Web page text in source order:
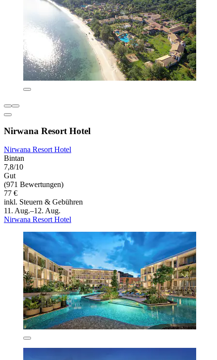
Nirwana Resort Hotel
Nirwana Resort Hotel
Bintan
7,8/10
Gut
(971 Bewertungen)
77 €
inkl. Steuern & Gebühren
11. Aug.–12. Aug.
Nirwana Resort Hotel